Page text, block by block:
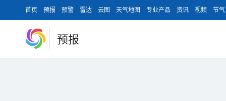
首页 预报 预警 雷达 云图 天气地图 专业产品 资讯 视频 节气
预报